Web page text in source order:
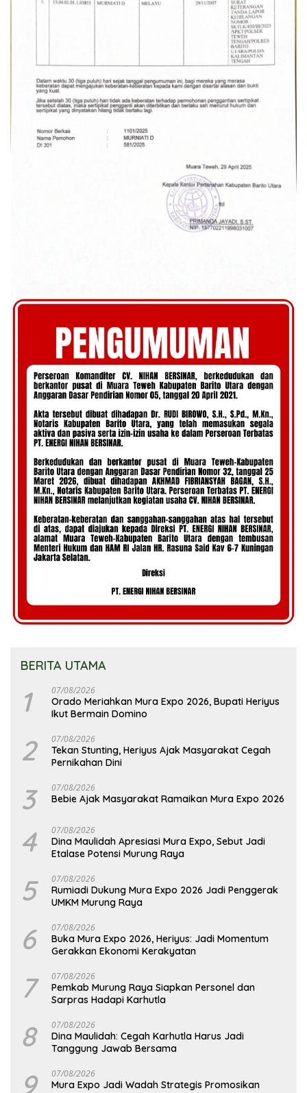
BERITA UTAMA
1 07/08/2026
Orado Meriahkan Mura Expo 2026, Bupati Heriyus
Ikut Bermain Domino
2 07/08/2026
Tekan Stunting, Heriyus Ajak Masyarakat Cegah
Pernikahan Dini
3 07/08/2026
Bebie Ajak Masyarakat Ramaikan Mura Expo 2026
4 07/08/2026
Dina Maulidah Apresiasi Mura Expo, Sebut Jadi
Etalase Potensi Murung Raya
5 07/08/2026
Rumiadi Dukung Mura Expo 2026 Jadi Penggerak
UMKM Murung Raya
6 07/08/2026
Buka Mura Expo 2026, Heriyus: Jadi Momentum
Gerakkan Ekonomi Kerakyatan
7 07/08/2026
Pemkab Murung Raya Siapkan Personel dan
Sarpras Hadapi Karhutla
8 07/08/2026
Dina Maulidah: Cegah Karhutla Harus Jadi
Tanggung Jawab Bersama
9 07/08/2026
Mura Expo Jadi Wadah Strategis Promosikan